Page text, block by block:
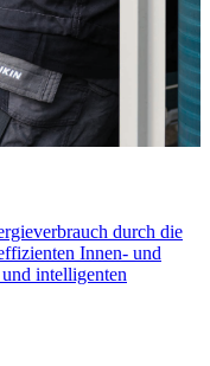
durch die
Innen- und
intelligenten